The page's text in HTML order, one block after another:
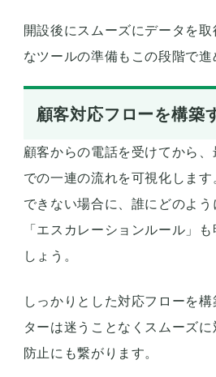
開設後にスムーズにデータを
なツールの準備もこの段階で進
顧客対応フローを構築
顧客からの電話を受けてから、
での一連の流れを可視化しま
できない場合に、誰にどのよう
「エスカレーションルール」
しょう。
しっかりとした対応フローを
ターは迷うことなくスムーズ
防止にも繋がります。